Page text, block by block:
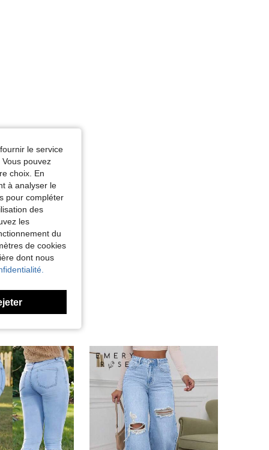
azur, Taille: 26
le service
pouvez
choix. En
à analyser le
pour compléter
des
les
du
de cookies
dont nous